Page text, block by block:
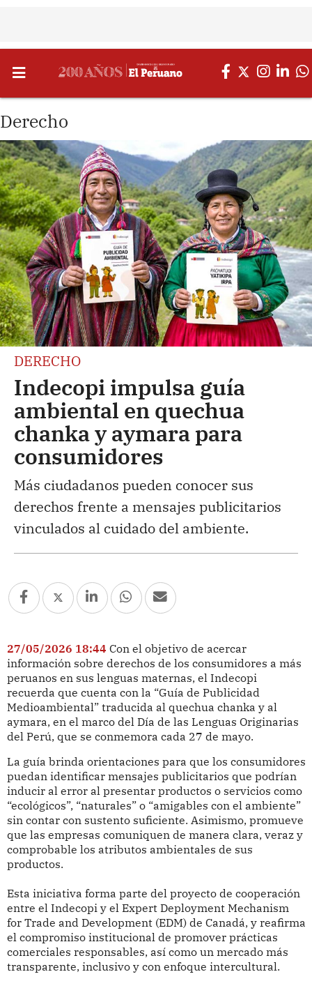
Derecho
DERECHO
Indecopi impulsa guía
ambiental en quechua
chanka y aymara para
consumidores
Más ciudadanos pueden conocer sus
derechos frente a mensajes publicitarios
vinculados al cuidado del ambiente.
27/05/2026 18:44 Con el objetivo de acercar
información sobre derechos de los consumidores a más
peruanos en sus lenguas maternas, el Indecopi
recuerda que cuenta con la “Guía de Publicidad
Medioambiental” traducida al quechua chanka y al
aymara, en el marco del Día de las Lenguas Originarias
del Perú, que se conmemora cada 27 de mayo.
La guía brinda orientaciones para que los consumidores
puedan identificar mensajes publicitarios que podrían
inducir al error al presentar productos o servicios como
“ecológicos”, “naturales” o “amigables con el ambiente”
sin contar con sustento suficiente. Asimismo, promueve
que las empresas comuniquen de manera clara, veraz y
comprobable los atributos ambientales de sus
productos.
Esta iniciativa forma parte del proyecto de cooperación
entre el Indecopi y el Expert Deployment Mechanism
for Trade and Development (EDM) de Canadá, y reafirma
el compromiso institucional de promover prácticas
comerciales responsables, así como un mercado más
transparente, inclusivo y con enfoque intercultural.